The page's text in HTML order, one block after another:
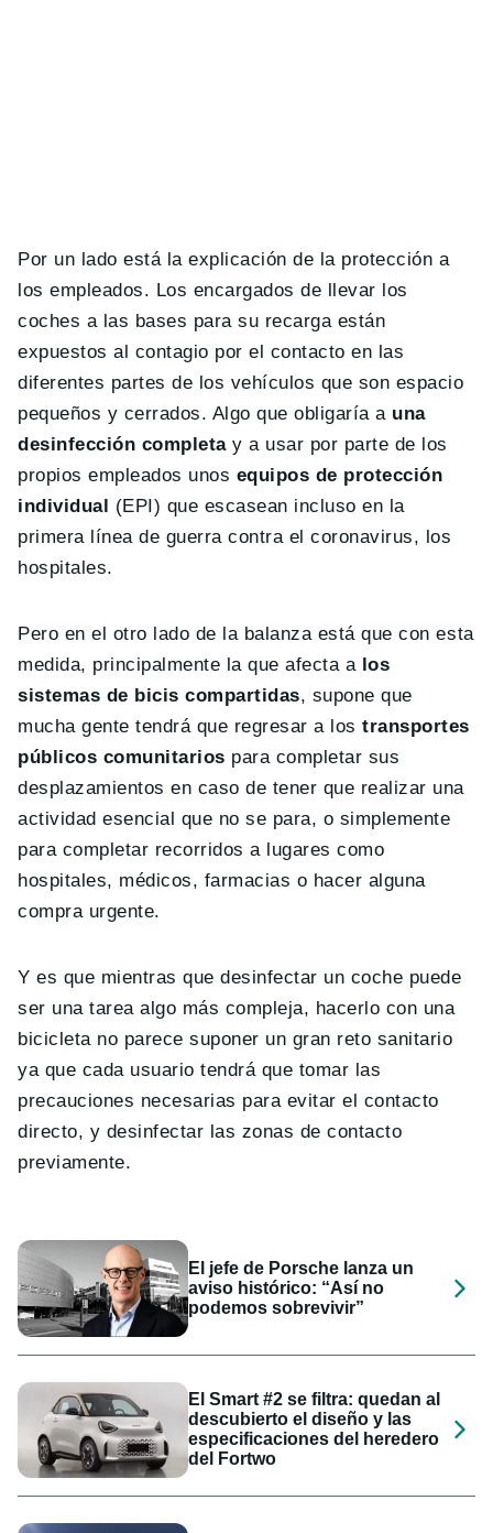
Por un lado está la explicación de la protección a
los empleados. Los encargados de llevar los
coches a las bases para su recarga están
expuestos al contagio por el contacto en las
diferentes partes de los vehículos que son espacio
pequeños y cerrados. Algo que obligaría a una
desinfección completay a usar por parte de los
propios empleados unos equipos de protección
individual (EPI) que escasean incluso en la
primera línea de guerra contra el coronavirus, los
hospitales.
Pero en el otro lado de la balanza está que con esta
medida, principalmente la que afecta a los
sistemas de bicis compartidas, supone que
mucha gente tendrá que regresar a los transportes
públicos comunitarios para completar sus
desplazamientos en caso de tener que realizar una
actividad esencial que no se para, o simplemente
para completar recorridos a lugares como
hospitales, médicos, farmacias o hacer alguna
compra urgente.
Y es que mientras que desinfectar un coche puede
ser una tarea algo más compleja, hacerlo con una
bicicleta no parece suponer un gran reto sanitario
ya que cada usuario tendrá que tomar las
precauciones necesarias para evitar el contacto
directo, y desinfectar las zonas de contacto
previamente.
El jefe de Porsche lanza un
aviso histórico: “Así no
podemos sobrevivir”
El Smart #2 se filtra: quedan al
descubierto el diseño y las
especificaciones del heredero
del Fortwo